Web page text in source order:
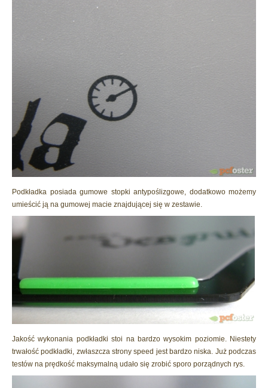
Podkładka posiada gumowe stopki antypoślizgowe, dodatkowo możemy
umieścić ją na gumowej macie znajdującej się w zestawie.
Jakość wykonania podkładki stoi na bardzo wysokim poziomie. Niestety
trwałość podkładki, zwłaszcza strony speed jest bardzo niska. Już podczas
testów na prędkość maksymalną udało się zrobić sporo porządnych rys.